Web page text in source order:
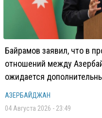
Байрамов заявил, что в
отношений между
ожидается
АЗЕРБАЙДЖАН
04 Августа 2026 - 23:49